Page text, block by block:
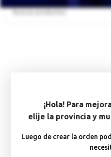
¡Hola! Para
elije la provincia y
Luego de crear la orden